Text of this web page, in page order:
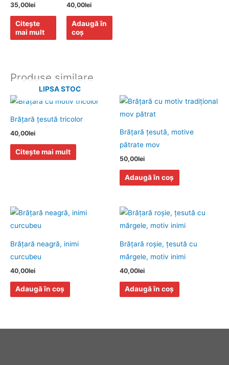
35,00lei
Citește
mai mult
40,00lei
Adaugă în
coș
Produse similare
LIPSA STOC
Brăţară ţesută tricolor
40,00lei
Citește mai mult
Brăţară ţesută, motive
pătrate mov
50,00lei
Adaugă în coș
Brăţară neagră, inimi
curcubeu
40,00lei
Adaugă în coș
Brăţară roşie, ţesută cu
mărgele, motiv inimi
40,00lei
Adaugă în coș